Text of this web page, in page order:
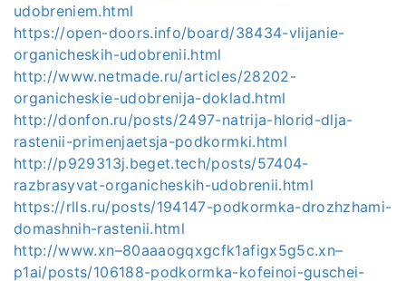
udobreniem.html
https://open-doors.info/board/38434-vlijanie-
organicheskih-udobrenii.html
http://www.netmade.ru/articles/28202-
organicheskie-udobrenija-doklad.html
http://donfon.ru/posts/2497-natrija-hlorid-dlja-
rastenii-primenjaetsja-podkormki.html
http://p929313j.beget.tech/posts/57404-
razbrasyvat-organicheskih-udobrenii.html
https://rlls.ru/posts/194147-podkormka-drozhzhami-
domashnih-rastenii.html
http://www.xn–80aaaogqxgcfk1afigx5g5c.xn–
p1ai/posts/106188-podkormka-kofeinoi-guschei-